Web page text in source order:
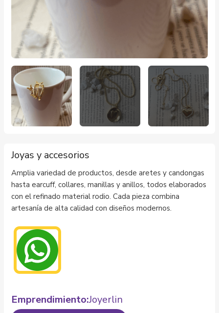
Joyas y accesorios
Amplia variedad de productos, desde aretes y candongas
hasta earcuff, collares, manillas y anillos, todos elaborados
con el refinado material rodio. Cada pieza combina
artesanía de alta calidad con diseños modernos.
Emprendimiento:Joyerlin